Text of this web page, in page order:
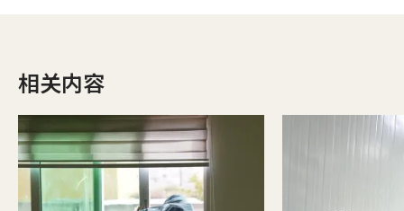
相关内容